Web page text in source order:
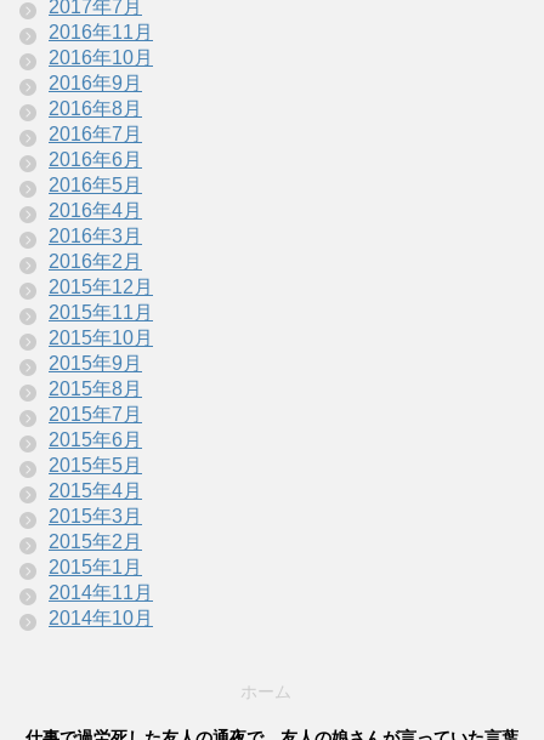
2017年7月
2016年11月
2016年10月
2016年9月
2016年8月
2016年7月
2016年6月
2016年5月
2016年4月
2016年3月
2016年2月
2015年12月
2015年11月
2015年10月
2015年9月
2015年8月
2015年7月
2015年6月
2015年5月
2015年4月
2015年3月
2015年2月
2015年1月
2014年11月
2014年10月
ホーム